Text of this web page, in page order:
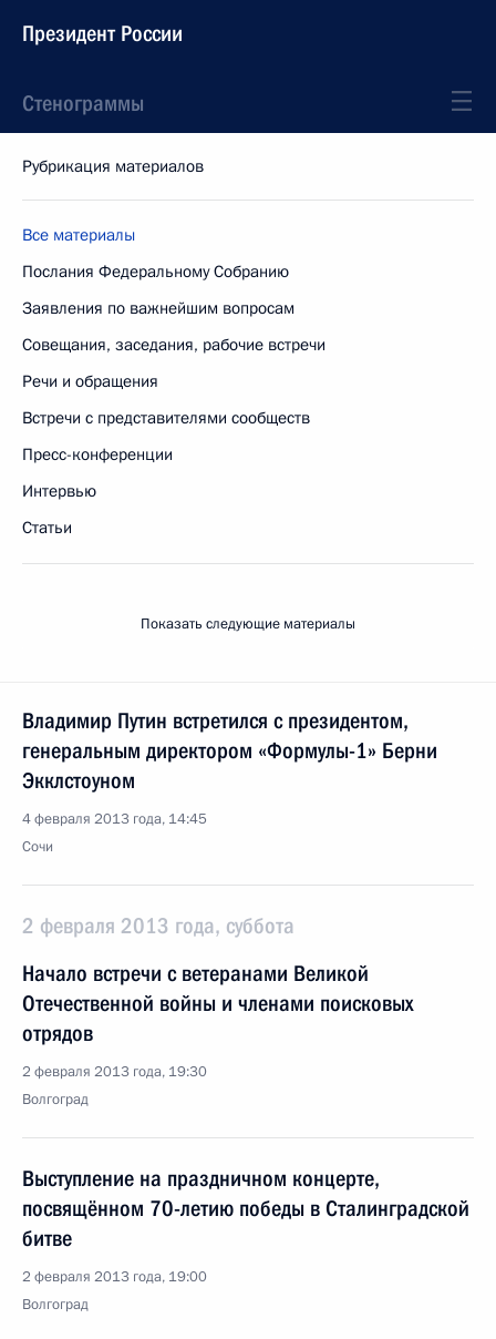
Президент России
Стенограммы
Рубрикация материалов
Все материалы
Послания Федеральному Собранию
Заявления по важнейшим вопросам
Совещания, заседания, рабочие встречи
Речи и обращения
Встречи с представителями сообществ
Пресс-конференции
Интервью
Статьи
Показать следующие материалы
Владимир Путин встретился с президентом,
генеральным директором «Формулы-1» Берни
Экклстоуном
4 февраля 2013 года, 14:45
Сочи
2 февраля 2013 года, суббота
Начало встречи с ветеранами Великой
Отечественной войны и членами поисковых
отрядов
2 февраля 2013 года, 19:30
Волгоград
Выступление на праздничном концерте,
посвящённом 70-летию победы в Сталинградской
битве
2 февраля 2013 года, 19:00
Волгоград